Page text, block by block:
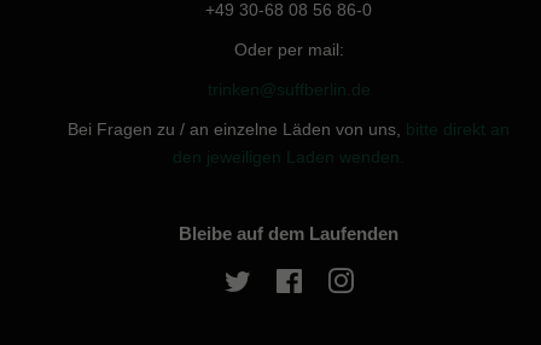
+49 30-68 08 56 86-0
Oder per mail:
trinken@suffberlin.de
Bei Fragen zu / an einzelne Läden von uns, bitte direkt an
den jeweiligen Laden wenden.
Bleibe auf dem Laufenden
Twitter Facebook